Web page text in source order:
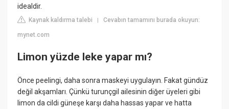
idealdir.
Kaynak kaldırma talebi |Cevabın tamamını burada okuyun:
mynet.com
Limon yüzde leke yapar mı?
Önce peelingi, daha sonra maskeyi uygulayın. Fakat gündüz
değil akşamları. Çünkü turunçgil ailesinin diğer üyeleri gibi
limon da cildi güneşe karşı daha hassas yapar ve hatta